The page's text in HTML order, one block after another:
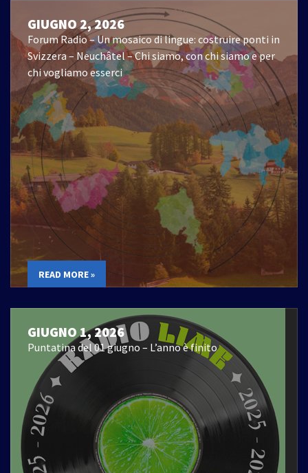
GIUGNO 2, 2026
Forum Radio – Un mosaico di lingue: costruire ponti in
Svizzera – Neuchâtel – Chi siamo, con chi siamo e per
chi vogliamo esserci
READ MORE »
GIUGNO 1, 2026
Puntatina del 01 giugno – L’anno è finito